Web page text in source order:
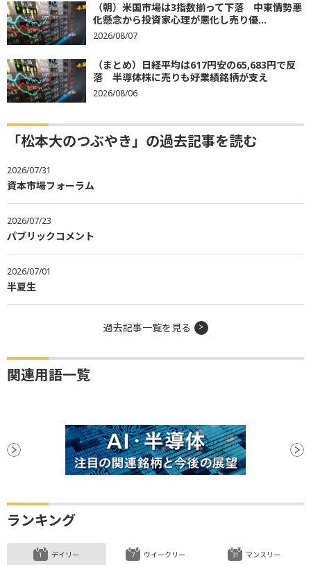
（朝）米国市場は3指数揃って下落 中東情勢悪
化懸念から投資家心理が悪化し売り優...
2026/08/07
（まとめ）日経平均は617円安の65,683円で反
落 半導体株に売りも好業績銘柄が支え
2026/08/06
「松本大のつぶやき」の過去記事を読む
2026/07/31
資本市場フォーラム
2026/07/23
パブリックコメント
2026/07/01
半夏生
過去記事一覧を見る
関連用語一覧
ランキング
デイリー ウイークリー マンスリー